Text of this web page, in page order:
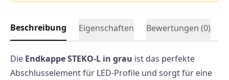
Beschreibung Eigenschaften Bewertungen (0)
Die Endkappe STEKO-L in grau ist das perfekte
Abschlusselement für LED-Profile und sorgt für eine